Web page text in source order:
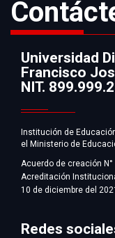
Información
Universidad
Francisco
NIT.
Institución de
el Ministerio de
Acuerdo de creación
Acreditación
10 de diciembre del
Redes